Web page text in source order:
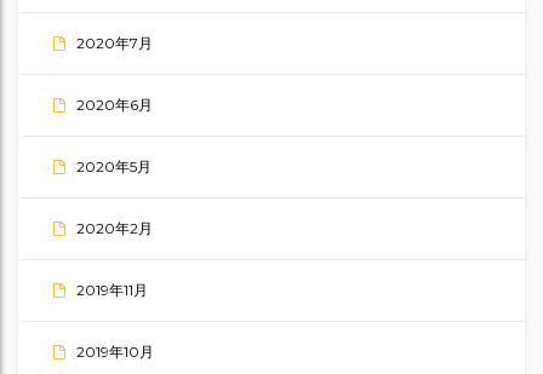
2020年7月
2020年6月
2020年5月
2020年2月
2019年11月
2019年10月